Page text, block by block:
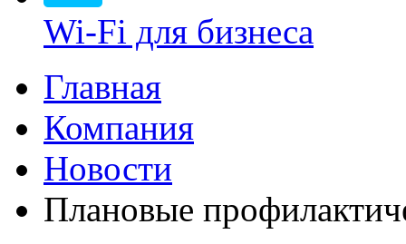
Wi-Fi для бизнеса
Главная
Компания
Новости
Плановые